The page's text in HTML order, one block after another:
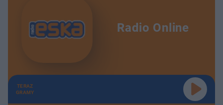
Radio Online
TERAZ
GRAMY